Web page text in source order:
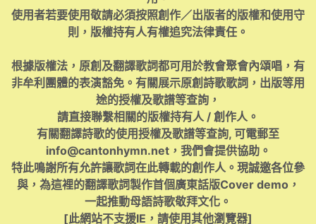
使用者若要使用敬請必須按照創作／出版者的版權和使用守
則，版權持有人有權追究法律責任。
根據版權法，原創及翻譯歌詞都可用於教會聚會內頌唱，有
非牟利團體的表演豁免。有關展示原創詩歌歌詞，出版等用
途的授權及歌譜等查詢，
請直接聯繫相關的版權持有人 / 創作人。
有關翻譯詩歌的使用授權及歌譜等查詢, 可電郵至
info@cantonhymn.net，我們會提供協助。
特此鳴謝所有允許讓歌詞在此轉載的創作人。現誠邀各位參
與，為這裡的翻譯歌詞製作首個廣東話版Cover demo，
一起推動母語詩歌敬拜文化。
[此網站不支援IE，請使用其他瀏覽器]